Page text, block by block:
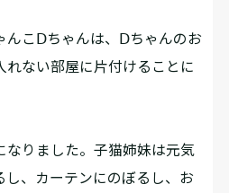
んこⅮちゃんは、Ⅾちゃんのお
れない部屋に片付けることに
りました。子猫姉妹は元気
し、カーテンにのぼるし、お